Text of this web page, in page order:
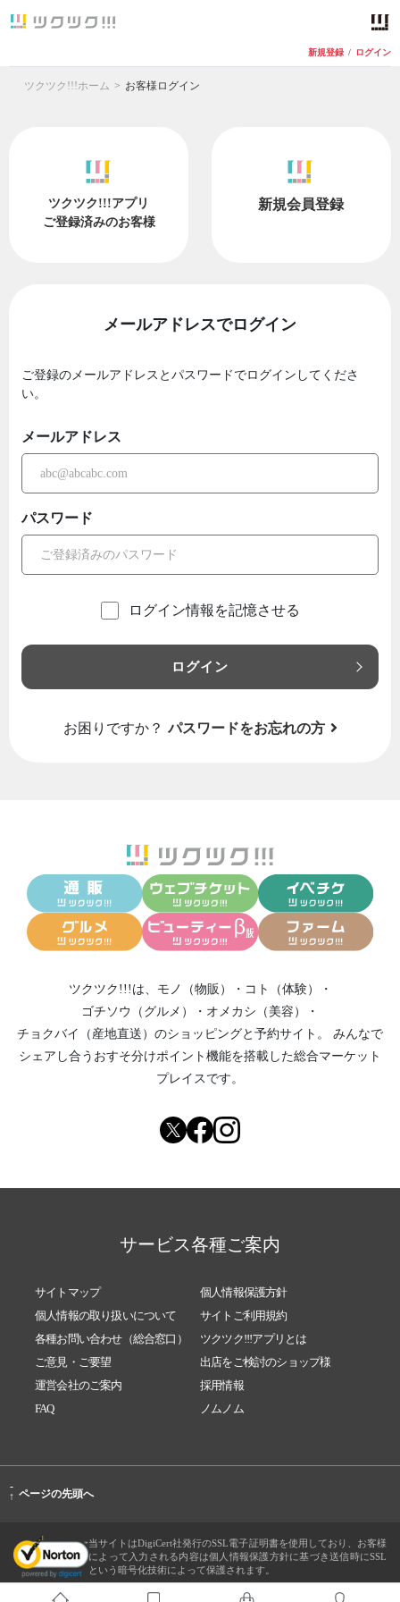
新規登録 / ログイン
ツクツク!!!ホーム お客様ログイン
ツクツク!!!アプリ
ご登録済みのお客様
新規会員登録
メールアドレスでログイン
ご登録のメールアドレスとパスワードでログインしてくださ
い。
メールアドレス
パスワード
ログイン情報を記憶させる
ログイン
お困りですか？ パスワードをお忘れの方
ツクツク!!!は、 モノ（物販） ・ コト（体験）
・
ゴチソウ（グルメ）
・ オメカシ（美容）
・
チョクバイ（産地直送） のショッピングと予約サイト。
みんなで
シェアし合う おすそ分けポイント機能を搭載した総合マーケット
プレイスです。
サービス各種ご案内
サイトマップ
個人情報保護方針
個人情報の取り扱いについて
サイトご利用規約
各種お問い合わせ（総合窓口）
ツクツク!!!アプリとは
ご意見・ご要望
出店をご検討のショップ様
運営会社のご案内
採用情報
FAQ
ノムノム
-
↑ ページの先頭へ
当サイトはDigiCert社発行のSSL電子証明書を使用しており、お客様
によって入力される内容は個人情報保護方針に基づき送信時にSSL
という暗号化技術によって保護されます。